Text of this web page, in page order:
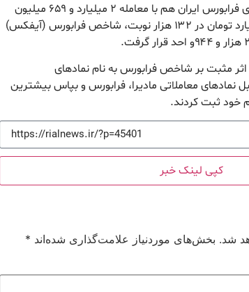
بر اساس این گزارش، در بازارهای فرابورس ایران هم با معامله ۲ میلیارد و ۶۵۹ میلیون
ورقه به ارزش ۵ هزار و ۶۱۵ میلیارد تومان در ۱۳۲ هزار نوبت، شاخص فرابورس (آیفکس)
اثر مثبت بر شاخص فرابورس به نام نمادهای
نمادهای معاملاتی مادیرا، فرابورس و بپاس بیشترین
خود ثبت کردند.
کپی لینک خبر
شد. بخش‌های موردنیاز علامت‌گذاری شده‌اند *